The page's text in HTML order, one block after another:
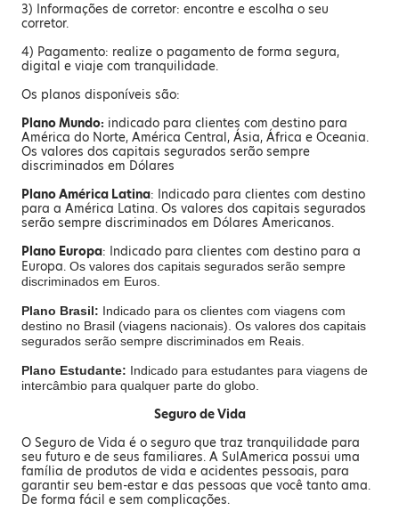
3) Informações de corretor: encontre e escolha o seu
corretor.
4) Pagamento: realize o pagamento de forma segura,
digital e viaje com tranquilidade.
Os planos disponíveis são:
Plano Mundo: indicado para clientes com destino para
América do Norte, América Central, Ásia, África e Oceania.
Os valores dos capitais segurados serão sempre
discriminados em Dólares
Plano América Latina: Indicado para clientes com destino
para a América Latina. Os valores dos capitais segurados
serão sempre discriminados em Dólares Americanos.
Plano Europa: Indicado para clientes com destino para a
Europa. Os valores dos capitais segurados serão sempre
discriminados em Euros.
Plano Brasil: Indicado para os clientes com viagens com
destino no Brasil (viagens nacionais). Os valores dos capitais
segurados serão sempre discriminados em Reais.
Plano Estudante: Indicado para estudantes para viagens de
intercâmbio para qualquer parte do globo.
Seguro de Vida
O Seguro de Vida é o seguro que traz tranquilidade para
seu futuro e de seus familiares. A SulAmerica possui uma
família de produtos de vida e acidentes pessoais, para
garantir seu bem-estar e das pessoas que você tanto ama.
De forma fácil e sem complicações.